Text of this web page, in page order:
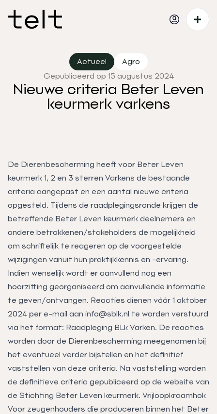
Actueel
Agro
Gepubliceerd op 15 augustus 2024
Nieuwe criteria Beter Leven
keurmerk varkens
De Dierenbescherming heeft voor Beter Leven
keurmerk 1, 2 en 3 sterren Varkens de bestaande
criteria aangepast en een aantal nieuwe criteria
opgesteld. Tijdens de raadplegingsronde krijgen de
betreffende Beter Leven keurmerk deelnemers en
andere betrokkenen/stakeholders de mogelijkheid
om schriftelijk te reageren op de voorgestelde
wijzigingen vanuit hun praktijkkennis en -ervaring.
Indien wenselijk wordt er aanvullend nog een
hoorzitting georganiseerd om aanvullende informatie
te geven/ontvangen. Reacties dienen vóór 1 oktober
2024 per e-mail aan info@sblk.nl te worden verstuurd
via het format: Raadpleging BLk Varken. De reacties
worden door de Dierenbescherming meegenomen bij
het eventueel verder bijstellen en het definitief
vaststellen van deze criteria. Na vaststelling worden
de definitieve criteria gepubliceerd op de website van
de Stichting Beter Leven keurmerk. Vrijloopkraamhok
Voor zeugenhouders die produceren binnen het Beter